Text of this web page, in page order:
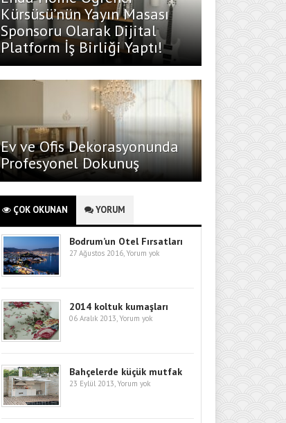
Kürsüsü’nün Yayın Masası
Sponsoru Olarak Dijital
Platform İş Birliği Yaptı!
Ev ve Ofis Dekorasyonunda
Profesyonel Dokunuş
ÇOK OKUNAN YORUM
Bodrum’un Otel Fırsatları
27 Ağustos 2016, Yorum yok
2014 koltuk kumaşları
06 Aralık 2013, Yorum yok
Bahçelerde küçük mutfak
23 Eylül 2013, Yorum yok